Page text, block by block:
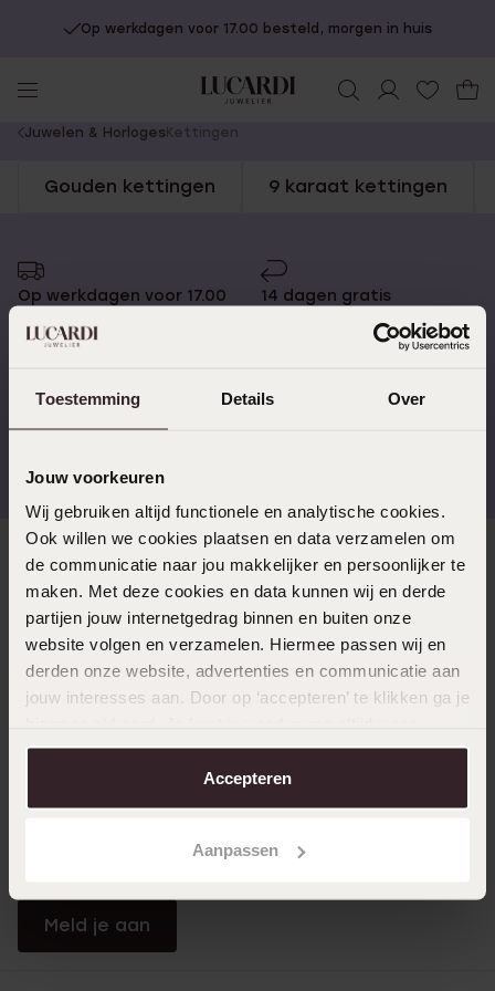
Toestemming Details Over
Jouw voorkeuren
Wij gebruiken altijd functionele en analytische cookies.
Ook willen we cookies plaatsen en data verzamelen om
de communicatie naar jou makkelijker en persoonlijker te
maken. Met deze cookies en data kunnen wij en derde
partijen jouw internetgedrag binnen en buiten onze
website volgen en verzamelen. Hiermee passen wij en
derden onze website, advertenties en communicatie aan
jouw interesses aan. Door op ‘accepteren’ te klikken ga je
aanpassen. Lees er meer over in onscookiebeleid.
Accepteren
Aanpassen
Op werkdagen voor 17.00 besteld, morgen in huis
You
here:
Juwelen & Horloges Kettingen
Gouden kettingen 9 karaat kettingen
Op werkdagen voor 17.00
14 dagen gratis
Direct naar
Over Lucardi
Meld je aan